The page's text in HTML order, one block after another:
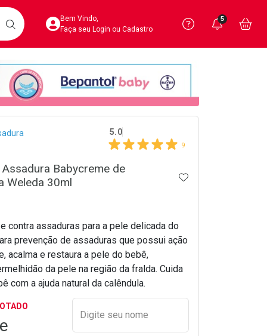
BUSCARAcesse sua Conta
Bem Vindo,
Faça seu Login ou Cadastro
Precisa
Ver Recursos
Você
5
5.0
9
Babycreme de
Weleda 30ml
ADICIONAR AOS
contra assaduras para a pele delicada do
prevenção de assaduras que possui ação
acalma e restaura a pele do bebê,
da pele na região da fralda. Cuida
com a ajuda natural da calêndula.
Preencher nome e email
Digite seu nome